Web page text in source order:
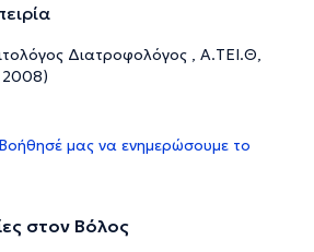
Διατροφολόγος , Α.ΤΕΙ.Θ,
Βοήθησέ μας να ενημερώσουμε το
στον Βόλος